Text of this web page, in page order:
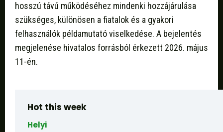
hosszú távú működéséhez mindenki hozzájárulása
szükséges, különösen a fiatalok és a gyakori
felhasználók példamutató viselkedése. A bejelentés
megjelenése hivatalos forrásból érkezett 2026. május
11-én.
Hot this week
Helyi